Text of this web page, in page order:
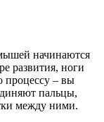
начинаются
развития, ноги
процессу – вы
пальцы,
между ними.